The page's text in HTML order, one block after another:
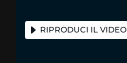
RIPRODUCI IL VIDEO